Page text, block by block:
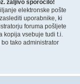
žaljivo sporočilo!
elektronske pošte
uporabnike, ki
foruma pošljete
kopija vsebuje tudi t.i.
tako administrator